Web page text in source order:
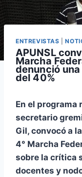
ENTREVISTAS |
APUNSL
Marcha
denunció
del 40%
En el programa
secretario
Gil, convocó a
4° Marcha
sobre la crítica
docentes y